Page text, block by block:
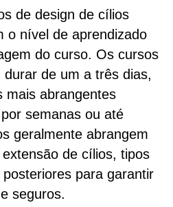
de design de cílios
o nível de aprendizado
do curso. Os cursos
de um a três dias,
mais abrangentes
semanas ou até
geralmente abrangem
de cílios, tipos
para garantir
seguros.